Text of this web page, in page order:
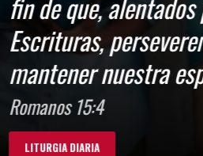
fin de que,
Escrituras,
mantener nuestra
Romanos 15:4
LITURGIA DIARIA